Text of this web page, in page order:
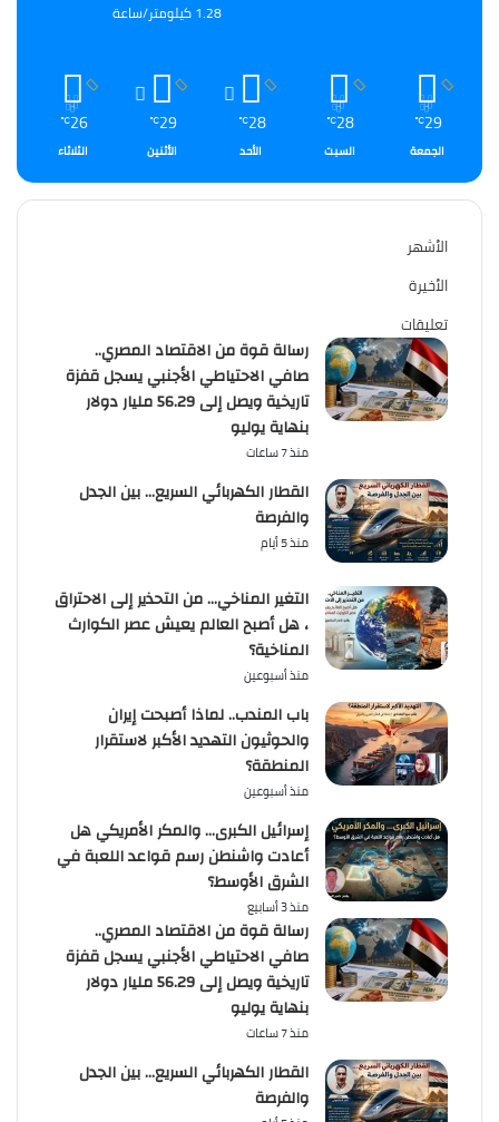
1.28 كيلومتر/ساعة
29
℃
الجمعة
28
℃
السبت
28
℃
الأحد
29
℃
الأثنين
26
℃
الثلاثاء
الأشهر
الأخيرة
تعليقات
رسالة قوة من الاقتصاد المصري..
صافي الاحتياطي الأجنبي يسجل قفزة
تاريخية ويصل إلى 56.29 مليار دولار
بنهاية يوليو
منذ 7 ساعات
القطار الكهربائي السريع… بين الجدل
والفرصة
منذ 5 أيام
التغير المناخي… من التحذير إلى الاحتراق
، هل أصبح العالم يعيش عصر الكوارث
المناخية؟
منذ أسبوعين
باب المندب.. لماذا أصبحت إيران
والحوثيون التهديد الأكبر لاستقرار
المنطقة؟
منذ أسبوعين
إسرائيل الكبرى… والمكر الأمريكي هل
أعادت واشنطن رسم قواعد اللعبة في
الشرق الأوسط؟
منذ 3 أسابيع
رسالة قوة من الاقتصاد المصري..
صافي الاحتياطي الأجنبي يسجل قفزة
تاريخية ويصل إلى 56.29 مليار دولار
بنهاية يوليو
منذ 7 ساعات
القطار الكهربائي السريع… بين الجدل
والفرصة